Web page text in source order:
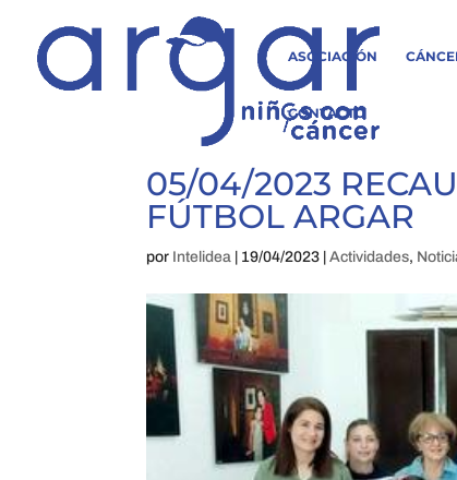
ASOCIACIÓN
CONTACTO
05/04/2023
FÚTBOL ARGAR
por Intelidea 19/04/2023 |Actividades,